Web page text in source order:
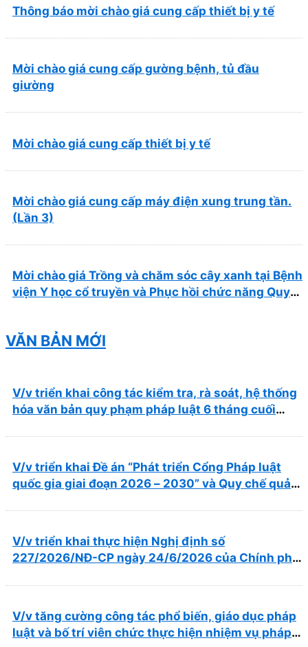
Thông báo mời chào giá cung cấp thiết bị y tế
Mời chào giá cung cấp gường bệnh, tủ đầu
giường
Mời chào giá cung cấp thiết bị y tế
Mời chào giá cung cấp máy điện xung trung tần.
(Lần 3)
Mời chào giá Trồng và chăm sóc cây xanh tại Bệnh
viện Y học cổ truyền và Phục hồi chức năng Quy
VĂN BẢN MỚI
V/v triển khai công tác kiểm tra, rà soát, hệ thống
hóa văn bản quy phạm pháp luật 6 tháng cuối
V/v triển khai Đề án “Phát triển Cổng Pháp luật
quốc gia giai đoạn 2026 – 2030” và Quy chế quản
V/v triển khai thực hiện Nghị định số
227/2026/NĐ-CP ngày 24/6/2026 của Chính phủ
trong lĩnh vực y tế
V/v tăng cường công tác phổ biến, giáo dục pháp
luật và bố trí viên chức thực hiện nhiệm vụ pháp